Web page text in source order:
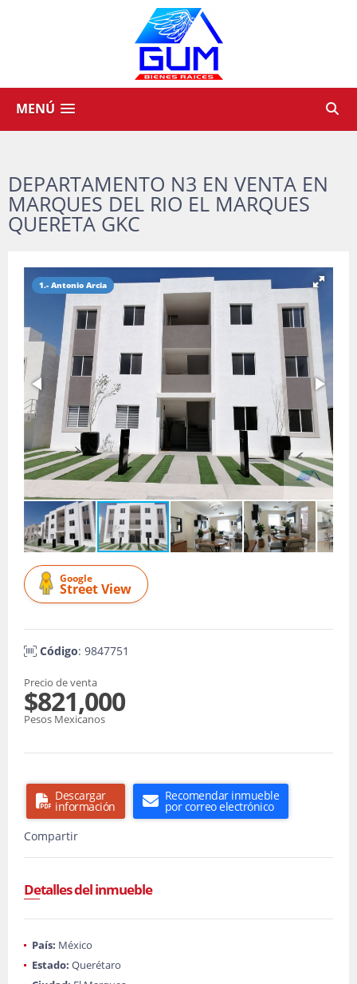
MENÚ
DEPARTAMENTO N3 EN VENTA EN
MARQUES DEL RIO EL MARQUES
QUERETA GKC
1.- Antonio Arcia
Google
Street View
Código: 9847751
Precio de venta
$821,000
Pesos Mexicanos
Descargar
información
Recomendar inmueble
por correo electrónico
Compartir
Detalles del inmueble
País: México
Estado: Querétaro